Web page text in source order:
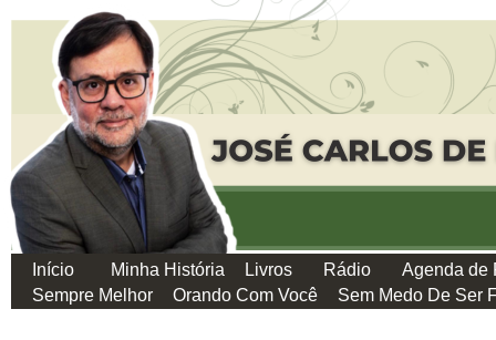
Início Minha História Livros Rádio
Agenda de
Sempre Melhor
Orando Com Você Sem Medo De Ser